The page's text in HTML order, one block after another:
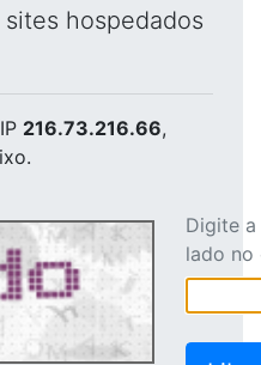
hospedados
216.73.216.66,
Digite
lado no